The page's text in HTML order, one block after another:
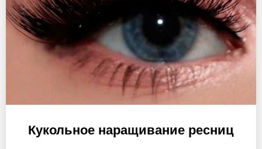
Кукольное наращивание ресниц